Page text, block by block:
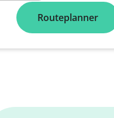
Routeplanner